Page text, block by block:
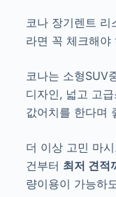
코나 장기렌트 리
라면 꼭 체크해야
코나는 소형SUV
디자인, 넓고 고
값어치를 한다며
더 이상 고민 마
건부터 최저 견적
량이용이 가능하